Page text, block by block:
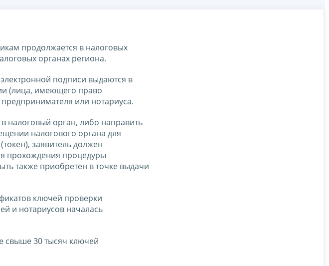
продолжается в налоговых
органах региона.
подписи выдаются в
(лица, имеющего право
или нотариуса.
налоговый орган, либо направить
налогового органа для
заявитель должен
прохождения процедуры
также приобретен в точке выдачи
ключей проверки
и нотариусов началась
свыше 30 тысяч ключей